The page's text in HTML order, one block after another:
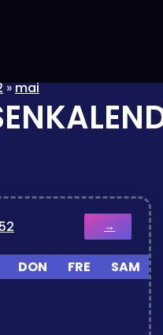
»mai
→
DON FRE SAM